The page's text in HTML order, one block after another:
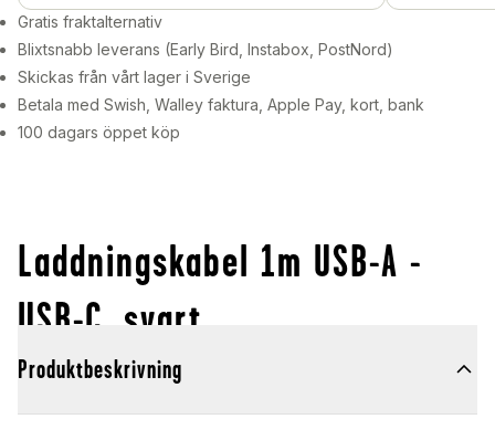
Gratis fraktalternativ
Blixtsnabb leverans (Early Bird, Instabox, PostNord)
Skickas från vårt lager i Sverige
Betala med Swish, Walley faktura, Apple Pay, kort, bank
100 dagars öppet köp
Laddningskabel 1m USB-A -
USB-C, svart
Produktbeskrivning